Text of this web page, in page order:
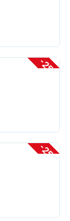
-25 %
-25 %